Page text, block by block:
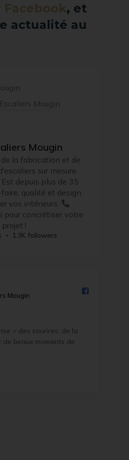
, et
actualité au
Mougin
la fabrication et de
sur mesure
depuis plus de 35
qualité et design
vos intérieurs.
pour concrétiser votre
projet !
1.3K followers
Mougin️
= des sourires, de la
de beaux moments de